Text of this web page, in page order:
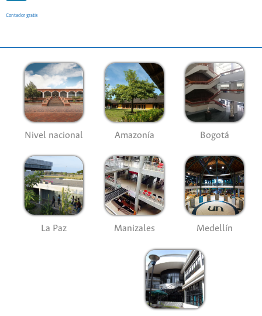
Contador gratis
Nivel nacional Amazonía Bogotá
La Paz Manizales Medellín